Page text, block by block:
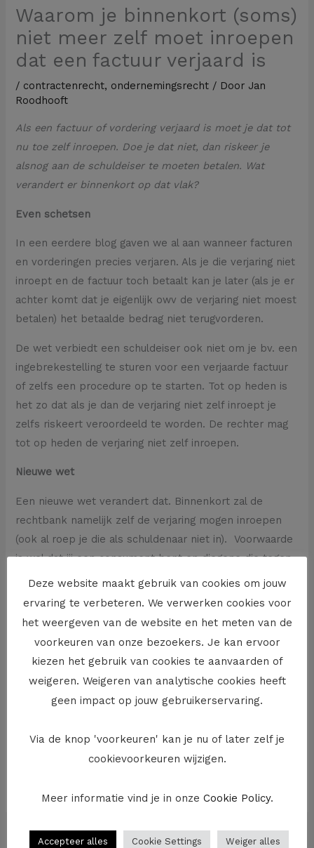
Waarom je binnenkort (soms)
niet meer zelf moet inroepen
dat een factuur verjaard is
/ contractenrecht, ondernemingsrecht / Door Jan
Roodhooft
Als een factuur of vordering verjaard is moet je dat tot
nu toe zelf inroepen. Doe je dat niet, dan riskeer je
alsnog aan de schuldeiser te moeten betalen. Wat
verandert er binnenkort op dat vlak?
Even schetsen
In een eerdere blog gaven we al aan wanneer facturen
en vorderingen precies verjaren. Als je die verjaring niet
inroept en de factuur toch betaalt kan je later (als je er
achter komt dat je eigenlijk owv de verjaring niet moest
betalen) het betaalde bedrag niet terugvorderen.
De wet verbiedt een schuldeiser ook niet om je bv. een
ingebrekestelling te sturen voor een verjaarde factuur
of zelfs een procedure op te starten. Tot op heden is
het zo dat als je dan de verjaring niet zelf inroept je
zelfs riskeert veroordeeld te worden. De rechter mag
tot op heden de verjaring niet zelf inroepen.
Nieuwe wet
Een nieuwe wet verandert dat. Binnenkort zal de
rechtbank namelijk zelf de verjaring mogen inroepen
(ook al roep je die als schuldenaar niet in). Voorwaarde
is wel dat jij een consument bent en diegene die tegen
jou procedeert een onderneming. De procedure moet
ook betrekking hebben op de betaling van een
Niet altijd van toepassing
blijft de bestaande regeling gelden en zal de rechtbank
de verjaring enkel kunnen vaststellen als de
Vorige Bericht Volgende Bericht
Deze website maakt gebruik van cookies om jouw
ervaring te verbeteren. We verwerken cookies voor
het weergeven van de website en het meten van de
voorkeuren van onze bezoekers. Je kan ervoor
kiezen het gebruik van cookies te aanvaarden of
weigeren. Weigeren van analytische cookies heeft
geen impact op jouw gebruikerservaring.
Via de knop 'voorkeuren' kan je nu of later zelf je
cookievoorkeuren wijzigen.
Meer informatie vind je in onze Cookie Policy.
Accepteer alles Cookie Settings Weiger alles